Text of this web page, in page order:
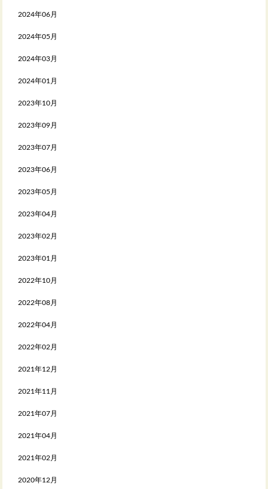
2024年06月
2024年05月
2024年03月
2024年01月
2023年10月
2023年09月
2023年07月
2023年06月
2023年05月
2023年04月
2023年02月
2023年01月
2022年10月
2022年08月
2022年04月
2022年02月
2021年12月
2021年11月
2021年07月
2021年04月
2021年02月
2020年12月